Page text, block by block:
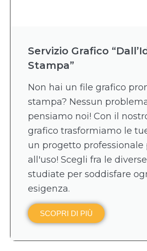
Servizio Grafico
Stampa”
Non hai un file grafico
stampa? Nessun
pensiamo noi! Con il
grafico trasformiamo le
un progetto professionale
all'uso! Scegli fra le
studiate per soddisfare
esigenza.
SCOPRI DI PIÙ